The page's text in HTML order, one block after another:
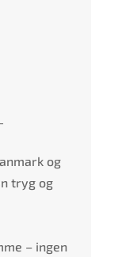
og
tryg og
– ingen